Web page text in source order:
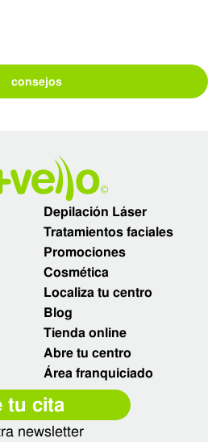
consejos
Depilación Láser
Tratamientos faciales
Promociones
Cosmética
Localiza tu centro
Blog
Tienda online
Abre tu centro
Área franquiciado
tu cita
newsletter